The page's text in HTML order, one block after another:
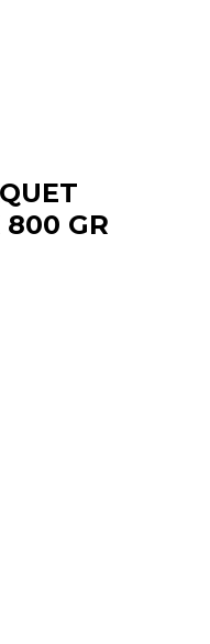
800 GR